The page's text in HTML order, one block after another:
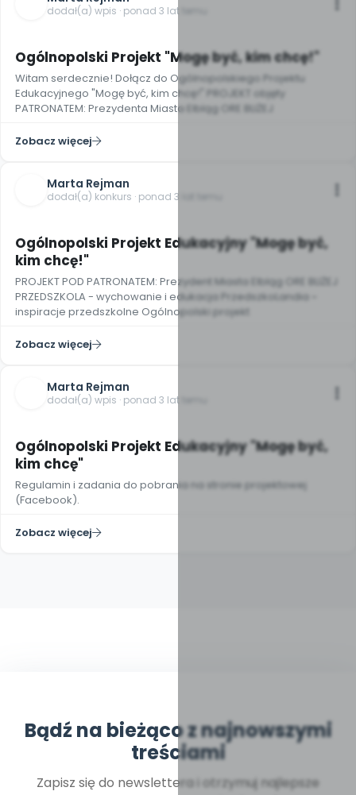
dodał(a) wpis · ponad 3 lat temu
Ogólnopolski Projekt "Mogę być, kim chcę!"
Witam serdecznie! Dołącz do Ogólnopolskiego Projektu
Edukacyjnego "Mogę być, kim chcę!" PROJEKT objęty
PATRONATEM: Prezydenta Miasta Elbląg ORE BLIŻEJ
Zobacz więcej
Marta Rejman
dodał(a) konkurs · ponad 3 lat temu
Ogólnopolski Projekt Edukacyjny "Mogę być,
kim chcę!"
PROJEKT POD PATRONATEM: Prezydent Miasta Elbląg ORE BLIŻEJ
PRZEDSZKOLA - wychowanie i edukacja PrzedszkoLandia ~
inspiracje przedszkolne Ogólnopolski projekt
Zobacz więcej
Marta Rejman
dodał(a) wpis · ponad 3 lat temu
Ogólnopolski Projekt Edukacyjny "Mogę być,
kim chcę"
Regulamin i zadania do pobrania na stronie projektowej
(Facebook).
Zobacz więcej
Bądź na bieżąco z najnowszymi
treściami
Zapisz się do newslettera i otrzymuj najlepsze